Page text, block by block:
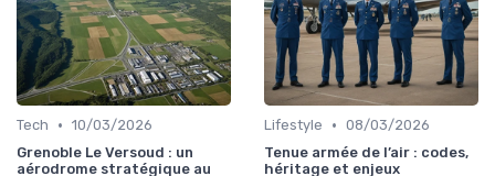
Tech • 10/03/2026
Grenoble Le Versoud : un
aérodrome stratégique au
Lifestyle • 08/03/2026
Tenue armée de l’air : codes,
héritage et enjeux